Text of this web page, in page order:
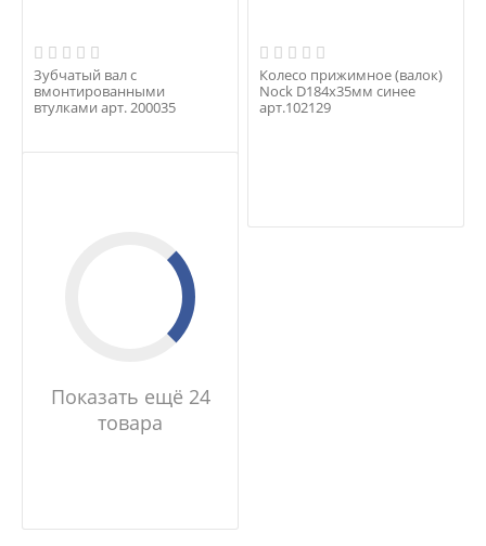
Зубчатый вал с
вмонтированными
втулками арт. 200035
Колесо прижимное (валок)
Nock D184х35мм синее
арт.102129
Показать ещё 24
товара